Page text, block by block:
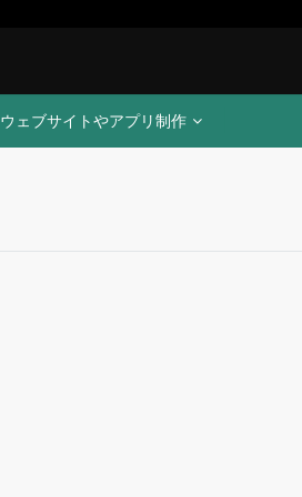
ウェブサイトやアプリ制作